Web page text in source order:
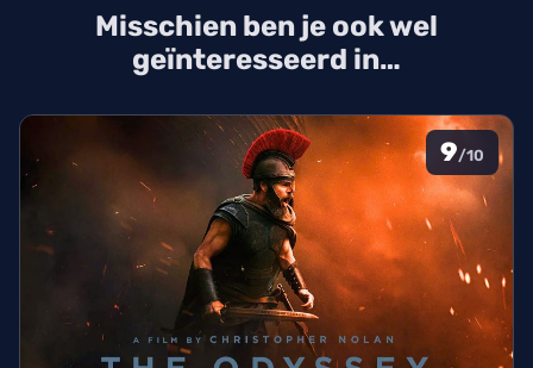
Thursday Murder Club.
Misschien ben je ook wel
geïnteresseerd in…
9/10